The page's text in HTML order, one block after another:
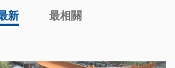
新 最相關